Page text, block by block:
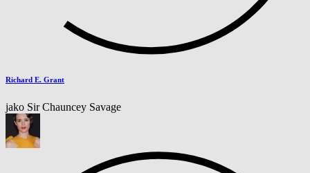
Richard E. Grant
jako Sir Chauncey Savage